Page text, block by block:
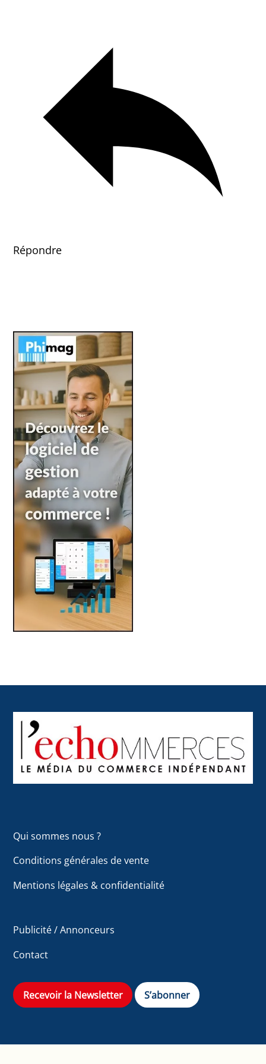
Répondre
To
Top
Qui sommes nous ?
Conditions générales de vente
Mentions légales & confidentialité
Publicité / Annonceurs
Contact
Recevoir la Newsletter S’abonner